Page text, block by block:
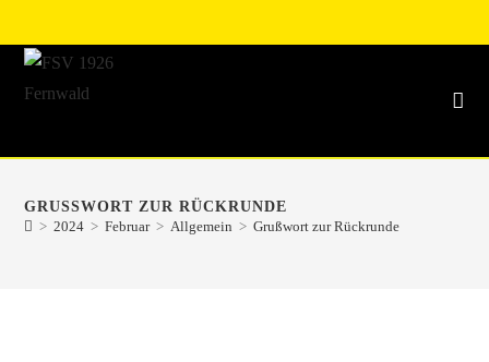
GRUSSWORT ZUR RÜCKRUNDE
> 2024 > Februar > Allgemein > Grußwort zur Rückrunde